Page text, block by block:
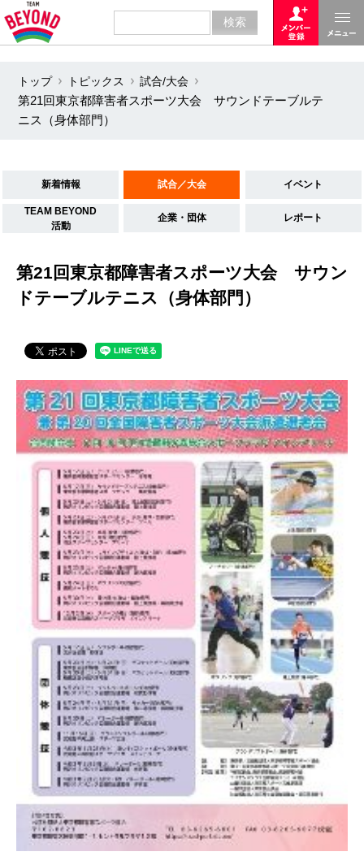
トップ トピックス
試合/大会
第21回東京都障害者スポーツ大会 サウンドテーブルテ
ニス（身体部門）
新着情報 試合／大会 イベント
TEAM BEYOND
活動
企業・団体 レポート
第21回東京都障害者スポーツ大会 サウン
ドテーブルテニス（身体部門）